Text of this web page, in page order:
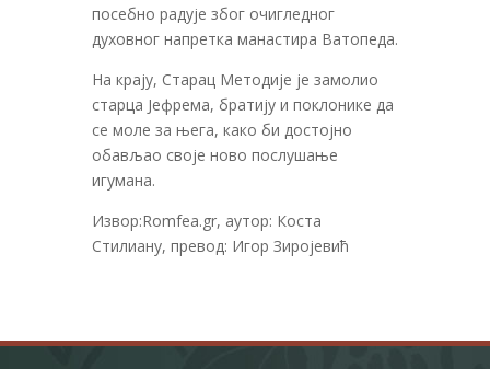
посебно радује због очигледног
духовног напретка манастира Ватопеда.
На крају, Старац Методије је замолио
старца Јефрема, братију и поклонике да
се моле за њега, како би достојно
обављао своје ново послушање
игумана.
Извор:Romfea.gr, аутор: Коста
Стилиану, превод: Игор Зиројевић